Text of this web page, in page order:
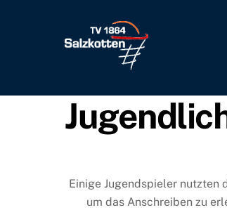
Einige Jugendspieler nutzten
um das Anschreiben zu